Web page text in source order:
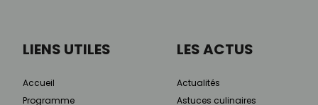
LIENS UTILES
Accueil
Programme
LES ACTUS
Actualités
Astuces culinaires